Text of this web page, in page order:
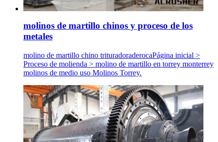
molinos de martillo chinos y proceso de los
metales
molino de martillo chino trituradoraderocaPágina inicial >
Proceso de molienda > molino de martillo en torrey monterrey
molinos de medio uso Molinos Torrey.